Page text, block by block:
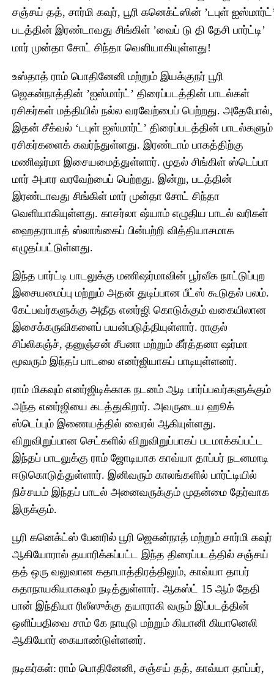
சஞ்சய் தத், சார்மி கவுர், பூரி கனெக்ட்ஸின் ’டபுள்
படத்தின் இரண்டாவது சிங்கிள் ’வைப் டு தி தேசி பார்ட்டி’
மார் முன்தா சோட் சிந்தா வெளியாகியுள்ளது!
உஸ்தாத் ராம் பொதினேனி மற்றும் இயக்குநர் பூரி
ஜெகன்நாத்தின் ’ஐஸ்மார்ட்’ திரைப்படத்தின் பாடல்கள்
ரசிகர்கள் மத்தியில் நல்ல வரவேற்பைப் பெற்றது. அதேபோல்,
இதன் சீக்வல் ‘டபுள் ஐஸ்மார்ட்’ திரைப்படத்தின் பாடல்களும்
ரசிகர்களைக் கவர்ந்துள்ளது. இரண்டாம் பாகத்திற்கு
மணிஷர்மா இசையமைத்துள்ளார். முதல் சிங்கிள் ஸ்டெப்பா
மார் அபார வரவேற்பைப் பெற்றது. இன்று, படத்தின்
இரண்டாவது சிங்கிள் மார் முன்தா சோட் சிந்தா
வெளியாகியுள்ளது. காசர்லா ஷ்யாம் எழுதிய பாடல் வரிகள்
ஹைதராபாத் ஸ்லாங்கைப் பின்பற்றி வித்தியாசமாக
எழுதப்பட்டுள்ளது.
இந்த பார்ட்டி பாடலுக்கு மணிஷர்மாவின் பூர்வீக நாட்டுப்புற
இசையமைப்பு மற்றும் அதன் துடிப்பான பீட்ஸ் கூடுதல் பலம்.
கேட்பவர்களுக்கு அதீத எனர்ஜி கொடுக்கும் வகையிலான
இசைக்கருவிகளைப் பயன்படுத்தியுள்ளார். ராகுல்
சிப்லிகஞ்ச், தனுஞ்சன் சீபனா மற்றும் கீர்த்தனா ஷர்மா
மூவரும் இந்தப் பாடலை எனர்ஜியாகப் பாடியுள்ளனர்.
ராம் மிகவும் எனர்ஜிடிக்காக நடனம் ஆடி பார்ப்பவர்களுக்கும்
அந்த எனர்ஜியை கடத்துகிறார். அவருடைய ஹூக்
ஸ்டெப்பும் இணையத்தில் வைரல் ஆகியுள்ளது.
விறுவிறுப்பான செட்களில் விறுவிறுப்பாகப் படமாக்கப்பட்ட
இந்தப் பாடலுக்கு ராம் ஜோடியாக காவ்யா தாப்பர் நடனமாடி
ஈடுகொடுத்துள்ளார். இனிவரும் காலங்களில் பார்ட்டியில்
நிச்சயம் இந்தப் பாடல் அனைவருக்கும் முதன்மை தேர்வாக
இருக்கும்.
பூரி கனெக்ட்ஸ் பேனரில் பூரி ஜெகன்நாத் மற்றும் சார்மி கவுர்
ஆகியோரால் தயாரிக்கப்பட்ட இந்த திரைப்படத்தில் சஞ்சய்
தத் ஒரு வலுவான கதாபாத்திரத்திலும், காவ்யா தாபர்
கதாநாயகியாகவும் நடித்துள்ளார். ஆகஸ்ட் 15 ஆம் தேதி
பான் இந்தியா ரிலீஸுக்கு தயாராகி வரும் இப்படத்தின்
ஒளிப்பதிவை சாம் கே நாயுடு மற்றும் கியானி கியானெலி
ஆகியோர் கையாண்டுள்ளனர்.
நடிகர்கள்: ராம் பொதினேனி, சஞ்சய் தத், காவ்யா தாப்பர்,